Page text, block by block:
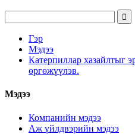
Гэр
Мэдээ
Катерпиллар хазайлтыг
өргөжүүлэв.
Мэдээ
Компанийн мэдээ
Аж үйлдвэрийн мэдээ